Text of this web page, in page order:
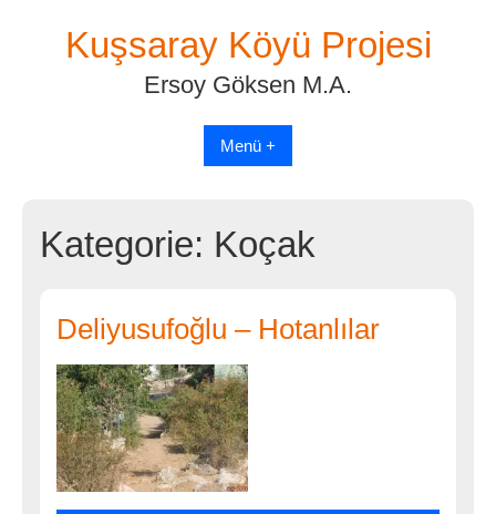
Kuşsaray Köyü Projesi
Ersoy Göksen M.A.
Menü +
Kategorie: Koçak
Deliyusufoğlu – Hotanlılar